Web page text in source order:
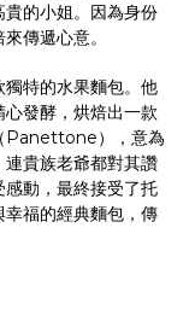
的小姐。因為身份
傳遞心意。
特的水果麵包。他
發酵，烘焙出一款
Panettone），意為
連貴族老爺都對其讚
動，最終接受了托
福的經典麵包，傳